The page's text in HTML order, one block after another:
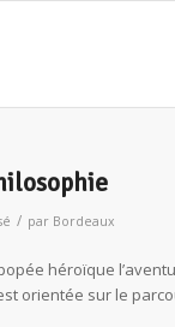
/ par Bordeaux
héroïque
orientée sur le